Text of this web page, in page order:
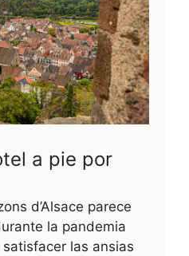
a pie por
d’Alsace parece
la pandemia
las ansias